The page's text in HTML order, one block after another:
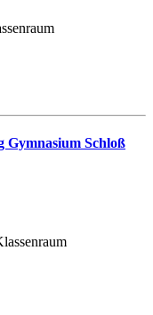
Gymnasium Schloß